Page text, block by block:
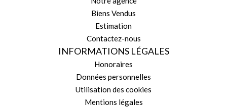
Biens Vendus
Estimation
Contactez-nous
INFORMATIONS LÉGALES
Honoraires
Données personnelles
Utilisation des cookies
Mentions légales